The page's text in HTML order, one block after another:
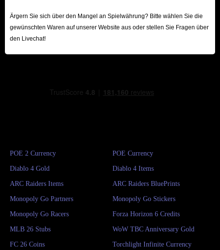
Ärgern Sie sich über den Mangel an Spielwährung? Bitte wählen Sie die
gewünschten Waren auf unserer Website aus oder stellen Sie Fragen über
den Livechat!
POE 2 Currency POE Currency
Diablo 4 Gold Diablo 4 Items
ARC Raiders Items ARC Raiders BluePrints
Monopoly Go Partners Monopoly Go Stickers
Monopoly Go Racers Forza Horizon 6 Credits
MLB 26 Stubs WoW TBC Anniversary Gold
FC 26 Coins Torchlight Infinite Currency